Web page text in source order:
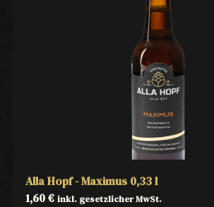
Alla Hopf - Maximus 0,33 l
1,60€ inkl. gesetzlicher MwSt.